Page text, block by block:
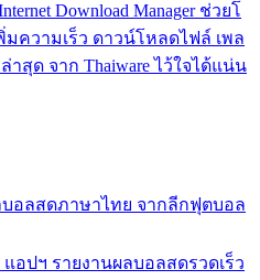
Download Manager ช่วยโ
มความเร็ว ดาวน์โหลดไฟล์ เพล
สุด จาก Thaiware ไว้ใจได้แน่น
บอลสดภาษาไทย จากลีกฟุตบอล
อปฯ รายงานผลบอลสดรวดเร็ว